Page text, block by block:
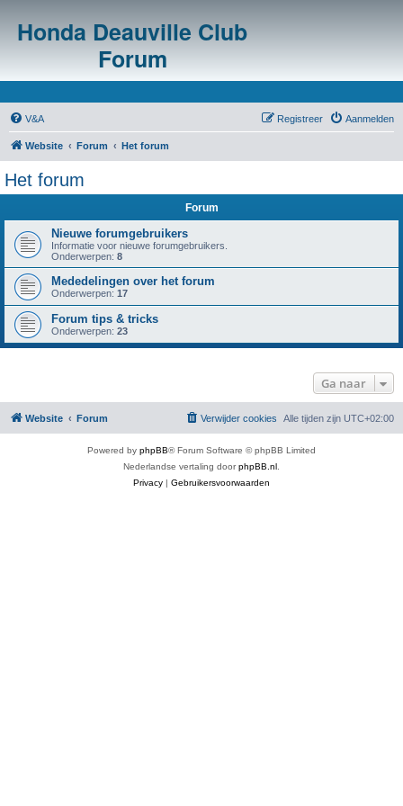
Honda Deauville Club
Forum
V&A Aanmelden
Registreer
Website Forum Het forum
Het forum
Forum
Nieuwe forumgebruikers
Informatie voor nieuwe forumgebruikers.
Onderwerpen: 8
Mededelingen over het forum
Onderwerpen: 17
Forum tips & tricks
Onderwerpen: 23
Ga naar
Website Forum Alle tijden zijn UTC+02:00
Verwijder cookies
Powered by phpBB® Forum Software © phpBB Limited
Nederlandse vertaling doorphpBB.nl
Privacy | Gebruikersvoorwaarden